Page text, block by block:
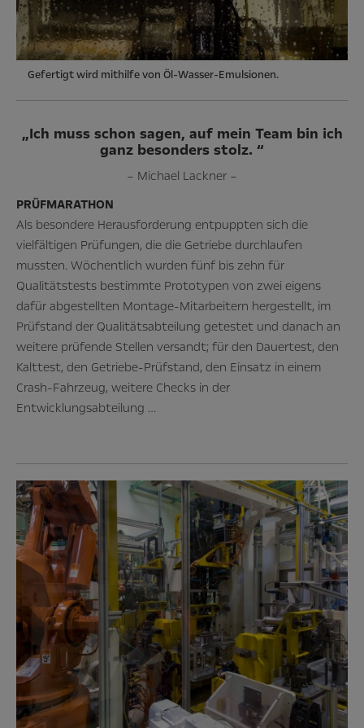
Gefertigt wird mithilfe von Öl-Wasser-Emulsionen.
„Ich muss schon sagen, auf mein Team bin ich
ganz besonders stolz. “
– Michael Lackner –
PRÜFMARATHON
Als besondere Herausforderung entpuppten sich die
vielfältigen Prüfungen, die die Getriebe durchlaufen
mussten. Wöchentlich wurden fünf bis zehn für
Qualitätstests bestimmte Prototypen von zwei eigens
dafür abgestellten Montage-Mitarbeitern hergestellt, im
Prüfstand der Qualitätsabteilung getestet und danach an
weitere prüfende Stellen versandt; für den Dauertest, den
Kalttest, den Getriebe-Prüfstand, den Einsatz in einem
Crash-Fahrzeug, weitere Checks in der
Entwicklungsabteilung …